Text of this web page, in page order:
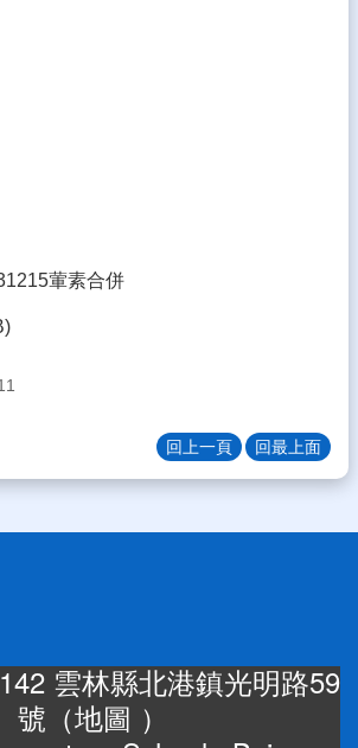
葷素合併
回上一頁 回最上面
雲林縣北港鎮光明路59
號（地圖 ）